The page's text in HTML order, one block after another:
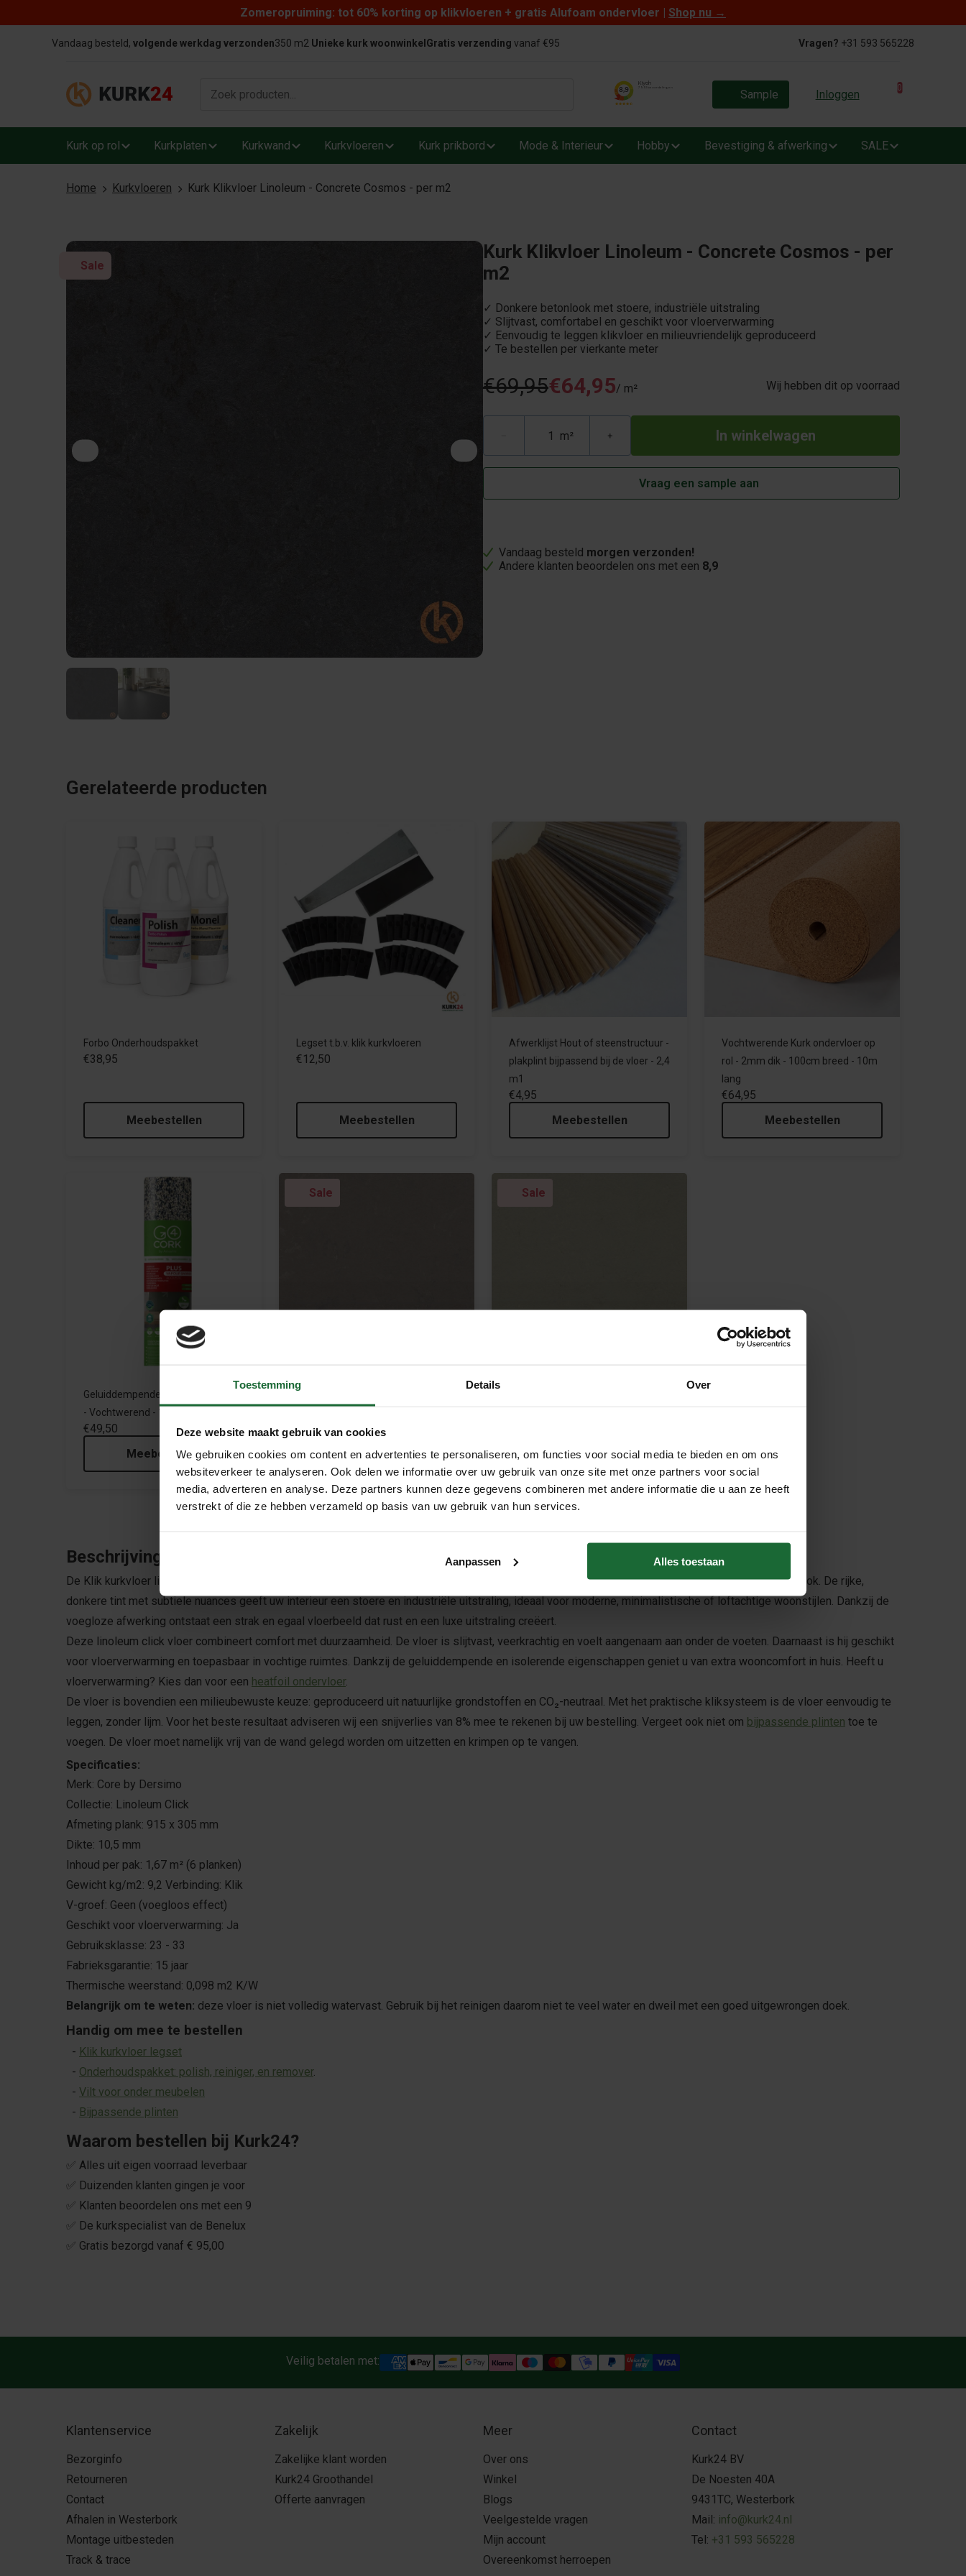
Toestemming Details Over
Deze website maakt gebruik van cookies
We gebruiken cookies om content en advertenties te personaliseren, om functies voor social media te bieden en om ons
websiteverkeer te analyseren. Ook delen we informatie over uw gebruik van onze site met onze partners voor social
media, adverteren en analyse. Deze partners kunnen deze gegevens combineren met andere informatie die u aan ze heeft
verstrekt of die ze hebben verzameld op basis van uw gebruik van hun services.
Aanpassen Alles toestaan
Zomeropruiming: tot 60% korting op klikvloeren + gratis Alufoam ondervloer | Shop nu →
Vandaag besteld, volgende werkdag verzonden350 m2 Unieke kurk woonwinkel Gratis verzending vanaf €95 Vragen? +31 593 565228
Sample Inloggen 0
Kurk op rol Kurkplaten Kurkwand Kurkvloeren Kurk prikbord Mode & Interieur Hobby Bevestiging & afwerking SALE
Home Kurkvloeren Kurk Klikvloer Linoleum - Concrete Cosmos - per m2
Sale
Kurk Klikvloer Linoleum - Concrete Cosmos - per
m2
✓ Donkere betonlook met stoere, industriële uitstraling
✓ Slijtvast, comfortabel en geschikt voor vloerverwarming
✓ Eenvoudig te leggen klikvloer en milieuvriendelijk geproduceerd
✓ Te bestellen per vierkante meter
€69,95€64,95/ m² Wij hebben dit op voorraad
m² +
Vraag een sample aan
Vandaag besteld morgen verzonden!
Andere klanten beoordelen ons met een 8,9
Gerelateerde producten
Forbo Onderhoudspakket
€38,95
Meebestellen
Legset t.b.v. klik kurkvloeren
€12,50
Meebestellen
Afwerklijst Hout of steenstructuur -
plakplint bijpassend bij de vloer - 2,4
m1
€4,95
Meebestellen
Vochtwerende Kurk ondervloer op
rol - 2mm dik - 100cm breed - 10m
lang
€64,95
Meebestellen
Geluiddempende ondervloer op rol
- Vochtwerend - 10m2
€49,50
Meebestellen
Sale
Kurk Klikvloer Linoleum - Core
€69,95 €64,95
Meebestellen
Sale
Meebestellen
Beschrijving
De Klik kurkvloer linoleum – Concrete Cosmos uit de collectie Linoleum click is een krachtige en moderne vloer met een diepe donkergrijze betonlook. De rijke,
donkere tint met subtiele nuances geeft uw interieur een stoere en industriële uitstraling, ideaal voor moderne, minimalistische of loftachtige woonstijlen. Dankzij de
voegloze afwerking ontstaat een strak en egaal vloerbeeld dat rust en een luxe uitstraling creëert.
Deze linoleum click vloer combineert comfort met duurzaamheid. De vloer is slijtvast, veerkrachtig en voelt aangenaam aan onder de voeten. Daarnaast is hij geschikt
voor vloerverwarming en toepasbaar in vochtige ruimtes. Dankzij de geluiddempende en isolerende eigenschappen geniet u van extra wooncomfort in huis. Heeft u
vloerverwarming? Kies dan voor een heatfoil ondervloer.
De vloer is bovendien een milieubewuste keuze: geproduceerd uit natuurlijke grondstoffen en CO₂-neutraal. Met het praktische kliksysteem is de vloer eenvoudig te
leggen, zonder lijm. Voor het beste resultaat adviseren wij een snijverlies van 8% mee te rekenen bij uw bestelling. Vergeet ook niet om bijpassende plinten toe te
voegen. De vloer moet namelijk vrij van de wand gelegd worden om uitzetten en krimpen op te vangen.
Specificaties:
Merk: Core by Dersimo
Collectie: Linoleum Click
Afmeting plank: 915 x 305 mm
Dikte: 10,5 mm
Inhoud per pak: 1,67 m² (6 planken)
Gewicht kg/m2: 9,2 Verbinding: Klik
V-groef: Geen (voegloos effect)
Geschikt voor vloerverwarming: Ja
Gebruiksklasse: 23 - 33
Fabrieksgarantie: 15 jaar
Thermische weerstand: 0,098 m2 K/W
Belangrijk om te weten: deze vloer is niet volledig watervast. Gebruik bij het reinigen daarom niet te veel water en dweil met een goed uitgewrongen doek.
Handig om mee te bestellen
- Klik kurkvloer legset
- Onderhoudspakket: polish, reiniger, en remover.
- Vilt voor onder meubelen
- Bijpassende plinten
Waarom bestellen bij Kurk24?
✅ Alles uit eigen voorraad leverbaar
✅ Duizenden klanten gingen je voor
✅ Klanten beoordelen ons met een 9
✅ De kurkspecialist van de Benelux
✅ Gratis bezorgd vanaf € 95,00
Veilig betalen met:
Klantenservice
Bezorginfo
Retourneren
Contact
Afhalen in Westerbork
Montage uitbesteden
Track & trace
Zakelijk
Zakelijke klant worden
Kurk24 Groothandel
Offerte aanvragen
Meer
Over ons
Winkel
Blogs
Veelgestelde vragen
Mijn account
Overeenkomst herroepen
Contact
Kurk24 BV
De Noesten 40A
9431TC, Westerbork
Mail: info@kurk24.nl
Tel: +31 593 565228